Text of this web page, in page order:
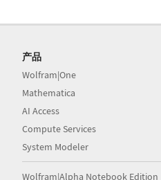
产品
Wolfram|One
Mathematica
AI Access
Compute Services
System Modeler
Wolfram|Alpha Notebook Edition